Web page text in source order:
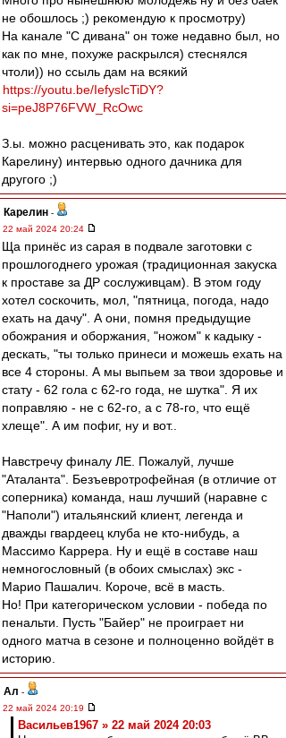
не обошлось ;) рекомендую к просмотру)
На канале "С дивана" он тоже недавно был, но
как по мне, похуже раскрылся) стеснялся
чтоли)) но ссыль дам на всякий
https://youtu.be/IefyslcTiDY?
si=peJ8P76FVW_RcOwc
З.ы. можно расценивать это, как подарок
Карелину) интервью одного дачника для
другого ;)
Карелин -
22 май 2024 20:24
Ща принёс из сарая в подвале заготовки с
прошлогоднего урожая (традиционная закуска
к проставе за ДР сослуживцам). В этом году
хотел соскочить, мол, "пятница, погода, надо
ехать на дачу". А они, помня предыдущие
обожрания и оборжания, "ножом" к кадыку -
дескать, "ты только принеси и можешь ехать на
все 4 стороны. А мы выпьем за твои здоровье и
стату - 62 гола с 62-го года, не шутка". Я их
поправляю - не с 62-го, а с 78-го, что ещё
хлеще". А им пофиг, ну и вот..
Навстречу финалу ЛЕ. Пожалуй, лучше
"Аталанта". Безъевротрофейная (в отличие от
соперника) команда, наш лучший (наравне с
"Наполи") итальянский клиент, легенда и
дважды гвардеец клуба не кто-нибудь, а
Массимо Каррера. Ну и ещё в составе наш
немногословный (в обоих смыслах) экс -
Марио Пашалич. Короче, всё в масть.
Но! При категорическом условии - победа по
пенальти. Пусть "Байер" не проиграет ни
одного матча в сезоне и полноценно войдёт в
историю.
Ал -
22 май 2024 20:19
Васильев1967 » 22 май 2024 20:03